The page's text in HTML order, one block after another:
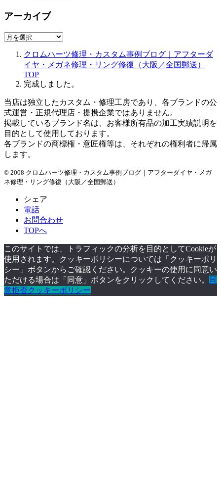
アーカイブ
ア
クロムハーツ修理・カスタム事例ブログ｜アフターダ
イヤ・メガネ修理・リング修復（大阪／全国郵送）
TOP
完成しました。
当店は独立したカスタム・修理工房であり、各ブランドの公
式運営・正規代理店・提携企業ではありません。
掲載しているブランド名は、お客様所有品の加工実績説明を
目的として使用しております。
各ブランドの商標権・意匠権等は、それぞれの権利者に帰属
します。
© 2008 クロムハーツ修理・カスタム事例ブログ｜アフターダイヤ・メガ
ネ修理・リング修復（大阪／全国郵送）
シェア
電話
お問合わせ
TOPへ
このサイトでは、トラフィックの分析を目的としてCookieが
使用されます。クッキーポリシーについては「クッキーポリ
シー」ボタンからご確認ください。クッキーの使用に同意い
ただける場合は「同意」ボタンをクリックしてください。
同
意拒否クッキーポリシー